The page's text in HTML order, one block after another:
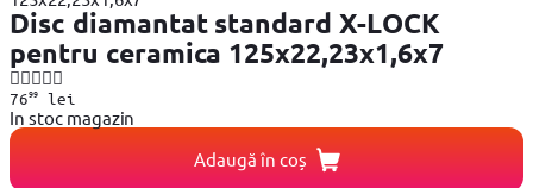
Disc diamantat standard X-LOCK
pentru ceramica 125x22,23x1,6x7
7699lei
In stoc magazin
Adaugă în coș